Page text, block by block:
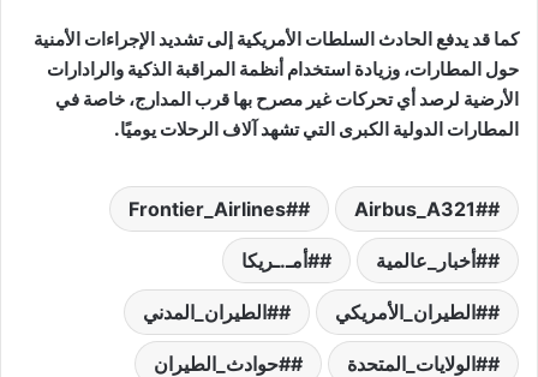
كما قد يدفع الحادث السلطات الأمريكية إلى تشديد الإجراءات الأمنية
حول المطارات، وزيادة استخدام أنظمة المراقبة الذكية والرادارات
الأرضية لرصد أي تحركات غير مصرح بها قرب المدارج، خاصة في
المطارات الدولية الكبرى التي تشهد آلاف الرحلات يوميًا.
#Airbus_A321
#Frontier_Airlines
#أخبار_عالمية #أمـ.ـريكا
#الطيران_الأمريكي #الطيران_المدني
#الولايات_المتحدة #حوادث_الطيران